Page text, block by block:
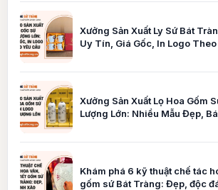
Xưởng Sản Xuất Ly Sứ Bát
Uy Tín, Giá Gốc, In Logo Theo
Xưởng Sản Xuất Lọ Hoa Gốm
Lượng Lớn: Nhiều Mẫu Đẹp,
Khám phá 6 kỹ thuật chế tác
gốm sứ Bát Tràng: Đẹp, độc